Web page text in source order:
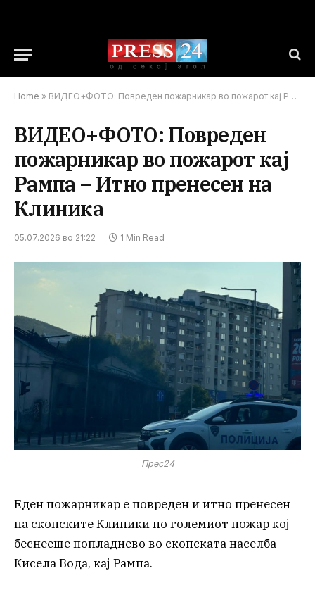
Home » ВИДЕО+ФОТО: Повреден пожарникар во пожарот кај Рампа – Итно пренесен на Клиника
ВИДЕО+ФОТО: Повреден
пожарникар во пожарот кај
Рампа – Итно пренесен на
Клиника
05.07.2026 во 21:22 1 Min Read
Прес24
Еден пожарникар е повреден и итно пренесен
на скопските Клиники по големиот пожар кој
беснееше попладнево во скопската населба
Кисела Вода, кај Рампа.